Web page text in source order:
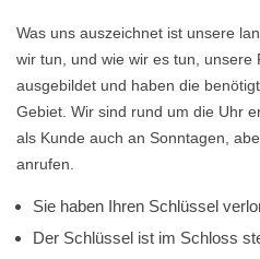
Was uns auszeichnet ist unsere
wir tun, und wie wir es tun, unsere
ausgebildet und haben die
Gebiet. Wir sind rund um die Uhr
als Kunde auch an Sonntagen,
anrufen.
Sie haben Ihren Schlüssel
Der Schlüssel ist im Schloss